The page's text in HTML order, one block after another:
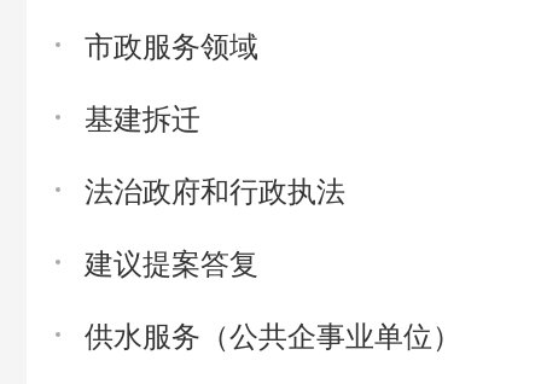
市政服务领域
基建拆迁
法治政府和行政执法
建议提案答复
供水服务（公共企事业单位）